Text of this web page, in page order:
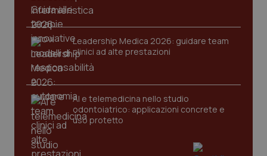
Leadership Medica 2026: guidare team
clinici ad alte prestazioni
AI e telemedicina nello studio
odontoiatrico: applicazioni concrete e
uso protetto
www.quotidianosanita.it